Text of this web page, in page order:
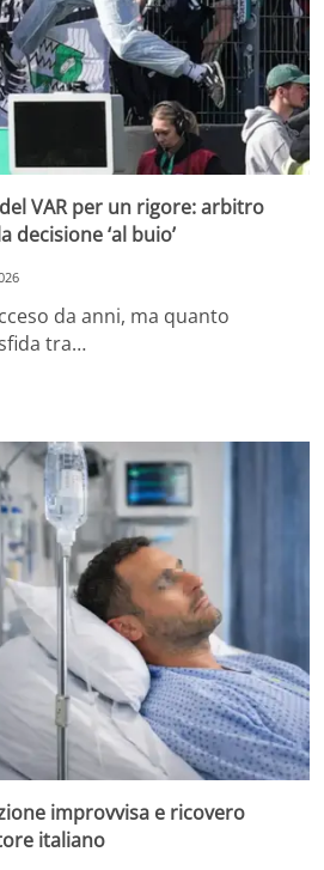
VAR per un rigore: arbitro
‘al buio’
da anni, ma quanto
tra…
improvvisa e ricovero
italiano